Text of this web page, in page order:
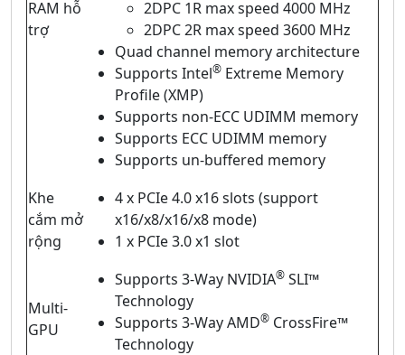
RAM hỗ
trợ
2DPC 1R max speed 4000 MHz
2DPC 2R max speed 3600 MHz
Quad channel memory architecture
Supports Intel® Extreme Memory
Profile (XMP)
Supports non-ECC UDIMM memory
Supports ECC UDIMM memory
Supports un-buffered memory
Khe
cắm mở
rộng
4 x PCIe 4.0 x16 slots (support
x16/x8/x16/x8 mode)
1 x PCIe 3.0 x1 slot
Multi-
GPU
Supports 3-Way NVIDIA® SLI™
Technology
Supports 3-Way AMD® CrossFire™
Technology